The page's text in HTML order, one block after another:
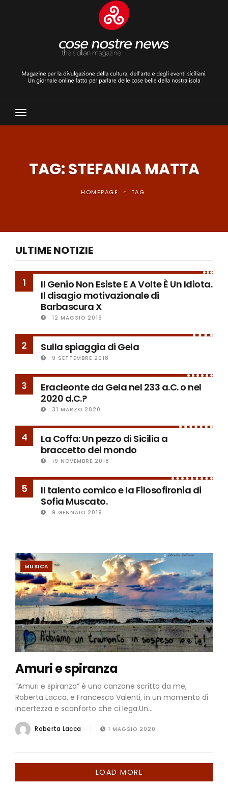
Toggle
Navigation
TAG: STEFANIA MATTA
HOMEPAGE » TAG
ULTIME NOTIZIE
1
Il Genio Non Esiste E A Volte È Un Idiota.
Il disagio motivazionale di
Barbascura X
12 MAGGIO 2019
2 Sulla spiaggia di Gela
9 SETTEMBRE 2018
3
Eracleonte da Gela nel 233 a.C. o nel
2020 d.C.?
31 MARZO 2020
4
La Coffa: Un pezzo di Sicilia a
braccetto del mondo
19 NOVEMBRE 2018
5
Il talento comico e la Filosofironia di
Sofia Muscato.
9 GENNAIO 2019
MUSICA
Amuri e spiranza
“Amuri e spiranza” è una canzone scritta da me,
Roberta Lacca, e Francesco Valenti, in un momento di
incertezza e sconforto che ci lega.Un...
Roberta Lacca 1 MAGGIO 2020
LOAD MORE